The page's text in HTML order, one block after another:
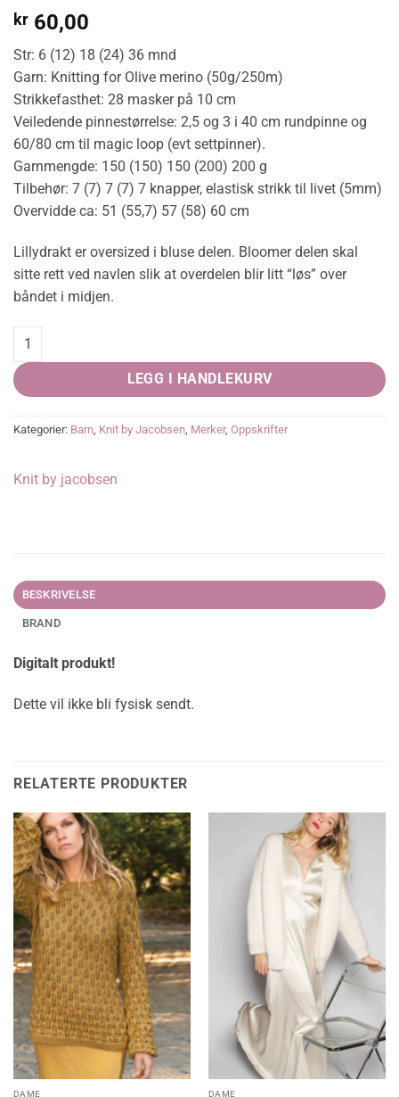
kr 60,00
Str: 6 (12) 18 (24) 36 mnd
Garn: Knitting for Olive merino (50g/250m)
Strikkefasthet: 28 masker på 10 cm
Veiledende pinnestørrelse: 2,5 og 3 i 40 cm rundpinne og
60/80 cm til magic loop (evt settpinner).
Garnmengde: 150 (150) 150 (200) 200 g
Tilbehør: 7 (7) 7 (7) 7 knapper, elastisk strikk til livet (5mm)
Overvidde ca: 51 (55,7) 57 (58) 60 cm
Lillydrakt er oversized i bluse delen. Bloomer delen skal
sitte rett ved navlen slik at overdelen blir litt “løs” over
båndet i midjen.
Lilly drakt quantity
LEGG I HANDLEKURV
Kategorier: Barn Knit by Jacobsen Merker, Oppskrifter
Knit by jacobsen
BESKRIVELSE
BRAND
Digitalt produkt!
Dette vil ikke bli fysisk sendt.
RELATERTE PRODUKTER
DAME DAME